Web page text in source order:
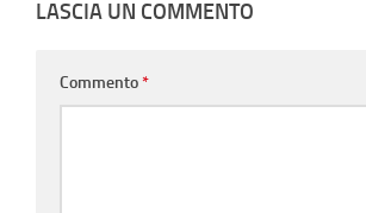
LASCIA UN COMMENTO
Commento*